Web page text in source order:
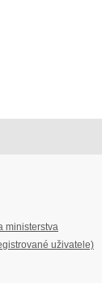
ministerstva
uživatele)